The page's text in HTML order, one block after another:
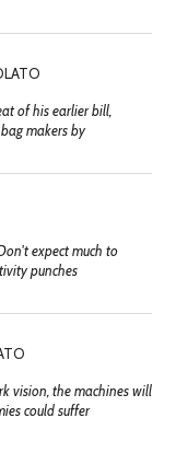
of his earlier bill,
makers by
expect much to
punches
vision, the machines will
could suffer